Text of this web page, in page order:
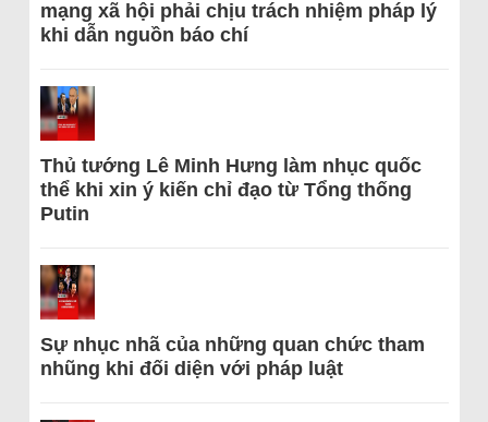
mạng xã hội phải chịu trách nhiệm pháp lý
khi dẫn nguồn báo chí
Thủ tướng Lê Minh Hưng làm nhục quốc
thể khi xin ý kiến chỉ đạo từ Tổng thống
Putin
Sự nhục nhã của những quan chức tham
nhũng khi đối diện với pháp luật